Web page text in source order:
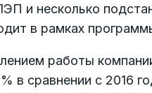
и несколько
в рамках
работы
в сравнении с 2016